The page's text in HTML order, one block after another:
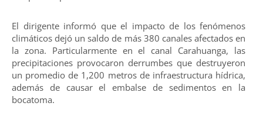
El dirigente informó que el impacto de los fenómenos
climáticos dejó un saldo de más 380 canales afectados en
la zona. Particularmente en el canal Carahuanga, las
precipitaciones provocaron derrumbes que destruyeron
un promedio de 1,200 metros de infraestructura hídrica,
además de causar el embalse de sedimentos en la
bocatoma.